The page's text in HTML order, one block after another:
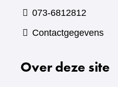
073-6812812
Contactgegevens
Over deze site